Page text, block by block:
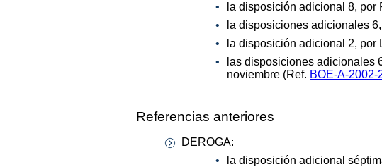
la disposición adicional 8, por
la disposiciones adicionales
la disposición adicional 2, por
las disposiciones adicionales
noviembre (Ref. BOE-A-2002-
Referencias anteriores
DEROGA:
la disposición adicional